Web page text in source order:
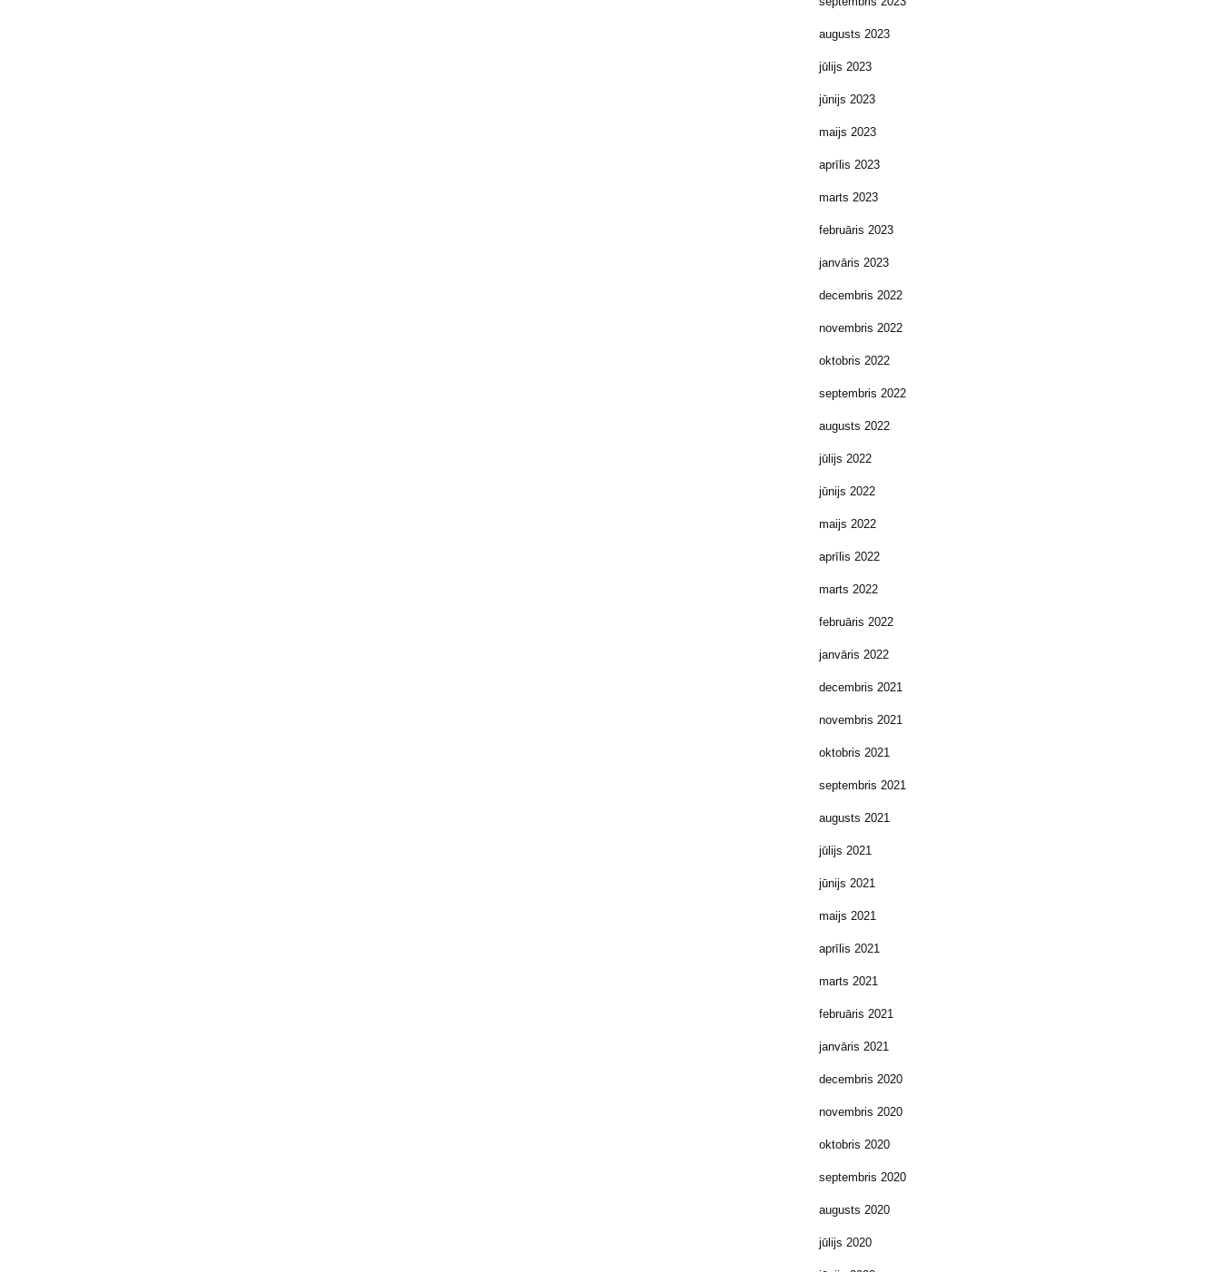
augusts 2023
jūlijs 2023
jūnijs 2023
maijs 2023
aprīlis 2023
marts 2023
februāris 2023
janvāris 2023
decembris 2022
novembris 2022
oktobris 2022
septembris 2022
augusts 2022
jūlijs 2022
jūnijs 2022
maijs 2022
aprīlis 2022
marts 2022
februāris 2022
janvāris 2022
decembris 2021
novembris 2021
oktobris 2021
septembris 2021
augusts 2021
jūlijs 2021
jūnijs 2021
maijs 2021
aprīlis 2021
marts 2021
februāris 2021
janvāris 2021
decembris 2020
novembris 2020
oktobris 2020
septembris 2020
augusts 2020
jūlijs 2020